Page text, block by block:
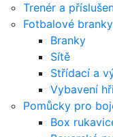
Trenér a
Fotbalové
Branky
Sítě
Střídací a
Vybavení
Pomůcky pro
Box